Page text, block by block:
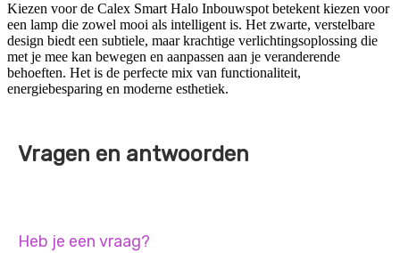
Kiezen voor de Calex Smart Halo Inbouwspot betekent kiezen voor
een lamp die zowel mooi als intelligent is. Het zwarte, verstelbare
design biedt een subtiele, maar krachtige verlichtingsoplossing die
met je mee kan bewegen en aanpassen aan je veranderende
behoeften. Het is de perfecte mix van functionaliteit,
energiebesparing en moderne esthetiek.
Vragen en antwoorden
Heb je een vraag?